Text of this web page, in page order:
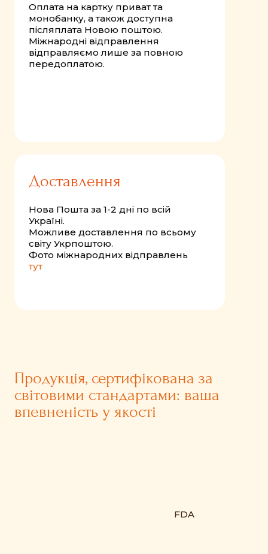
Оплата на картку приват та
монобанку, а також доступна
післяплата Новою поштою.
Міжнародні відправлення
відправляємо лише за повною
передоплатою.
Нова Пошта за 1-2 дні по всій
Україні.
Можливе доставлення по всьому
світу Укрпоштою.
Фото міжнародних відправлень
тут
Доставлення
FDA
Продукція, сертифікована за
світовими стандартами: ваша
впевненість у якості